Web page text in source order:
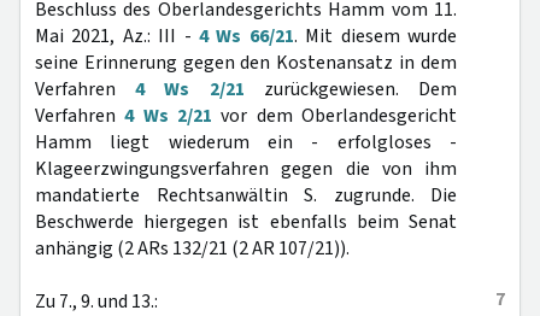
Beschluss des Oberlandesgerichts Hamm vom 11.
Mai 2021, Az.: III - 4 Ws 66/21. Mit diesem wurde
seine Erinnerung gegen den Kostenansatz in dem
Verfahren4 Ws 2/21 zurückgewiesen. Dem
Verfahren4 Ws 2/21 vor dem Oberlandesgericht
Hamm liegt wiederum ein - erfolgloses -
Klageerzwingungsverfahren gegen die von ihm
mandatierte Rechtsanwältin S. zugrunde. Die
Beschwerde hiergegen ist ebenfalls beim Senat
anhängig (2 ARs 132/21 (2 AR 107/21)).
7
Zu 7., 9. und 13.: